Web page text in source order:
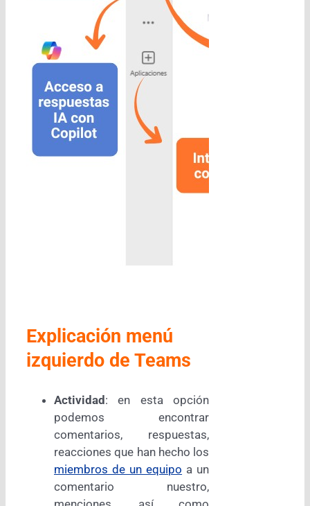
Explicación menú
izquierdo de Teams
Actividad : en esta opción
podemos encontrar
comentarios, respuestas,
reacciones que han hecho los
miembros de un equipo a un
comentario nuestro,